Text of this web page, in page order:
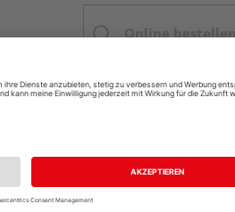
Online
Ihr Standort ist